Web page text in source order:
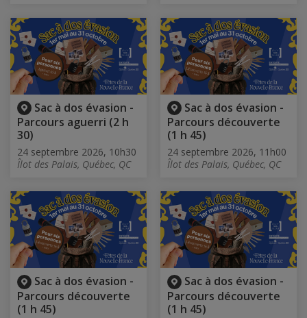
Sac à dos évasion -
Parcours aguerri (2 h
30)
24 septembre 2026, 10h30
Îlot des Palais, Québec, QC
Sac à dos évasion -
Parcours découverte
(1 h 45)
24 septembre 2026, 11h00
Îlot des Palais, Québec, QC
Sac à dos évasion -
Parcours découverte
(1 h 45)
Sac à dos évasion -
Parcours découverte
(1 h 45)